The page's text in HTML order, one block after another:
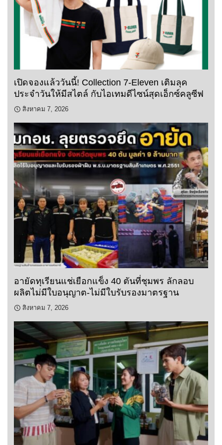
เปิดจองแล้ววันนี้! Collection 7-Eleven เติมลุค
ประจำวันให้มีสไตล์ กับไอเทมดีไซน์สุดเอ็กซ์คลูซีฟ
สิงหาคม 7, 2026
อายัดทุเรียนแช่เยือกแข็ง 40 ตันที่ชุมพร ลักลอบ
ผลิตไม่มีใบอนุญาต-ไม่มีใบรับรองมาตรฐาน
สิงหาคม 7, 2026